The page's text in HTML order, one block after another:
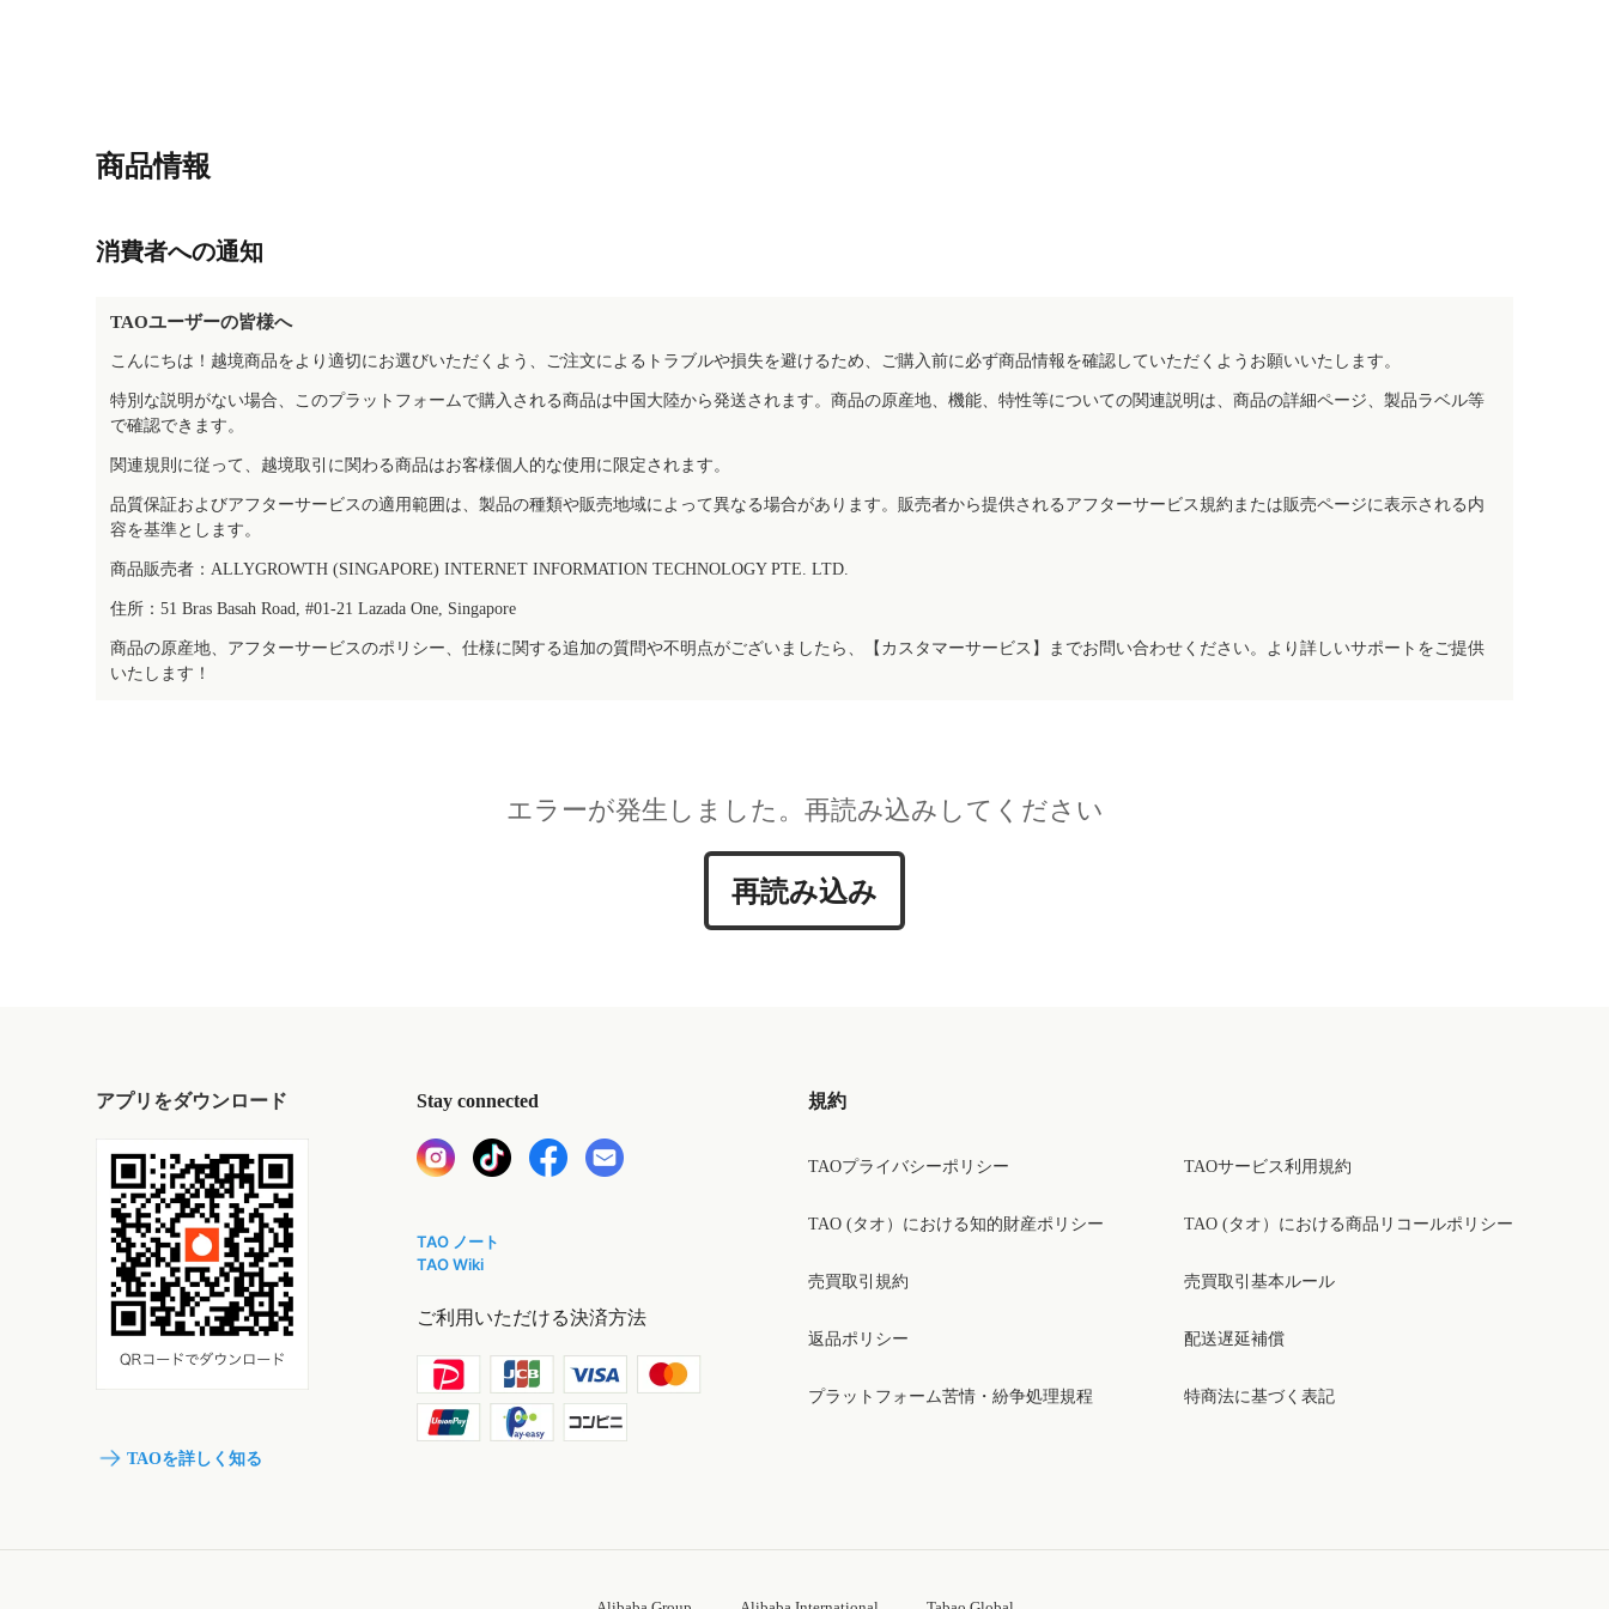
商品情報
消費者への通知
TAOユーザーの皆様へ
こんにちは！越境商品をより適切にお選びいただくよう、ご注文によるトラブルや損失を避けるため、ご購入前に必ず商品情報を確認していただくようお願いいたします。
特別な説明がない場合、このプラットフォームで購入される商品は中国大陸から発送されます。商品の原産地、機能、特性等についての関連説明は、商品の詳細ページ、製品ラベル等
で確認できます。
関連規則に従って、越境取引に関わる商品はお客様個人的な使用に限定されます。
品質保証およびアフターサービスの適用範囲は、製品の種類や販売地域によって異なる場合があります。販売者から提供されるアフターサービス規約または販売ページに表示される内
容を基準とします。
商品販売者：ALLYGROWTH (SINGAPORE) INTERNET INFORMATION TECHNOLOGY PTE. LTD.
住所：51 Bras Basah Road, #01-21 Lazada One, Singapore
商品の原産地、アフターサービスのポリシー、仕様に関する追加の質問や不明点がございましたら、【カスタマーサービス】までお問い合わせください。より詳しいサポートをご提供
いたします！
エラーが発生しました。再読み込みしてください
再読み込み
アプリをダウンロード
TAOを詳しく知る
Stay connected
TAO ノート
TAO Wiki
ご利用いただける決済方法
規約
TAOプライバシーポリシー
TAO (タオ）における知的財産ポリシー
売買取引規約
返品ポリシー
プラットフォーム苦情・紛争処理規程
TAOサービス利用規約
TAO (タオ）における商品リコールポリシー
売買取引基本ルール
配送遅延補償
特商法に基づく表記